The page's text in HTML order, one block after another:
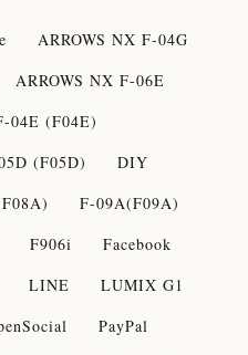
ARROWS NX F-04G
ARROWS NX F-06E
04E (F04E)
(F05D)
DIY
F-09A(F09A)
F906i
Facebook
LINE
LUMIX G1
PayPal